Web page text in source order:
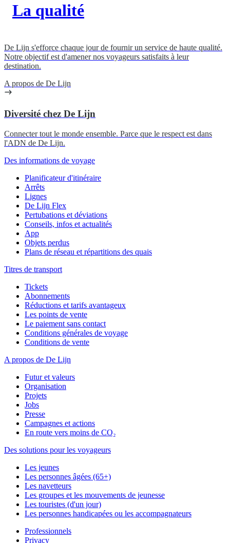
La qualité
De Lijn s'efforce chaque jour de fournir un service de haute qualité.
Notre objectif est d'amener nos voyageurs satisfaits à leur
destination.
A propos de De Lijn
Diversité chez De Lijn
Connecter tout le monde ensemble. Parce que le respect est dans
l'ADN de De Lijn.
Des informations de voyage
Planificateur d'itinéraire
Arrêts
Lignes
De Lijn Flex
Pertubations et déviations
Conseils, infos et actualités
App
Objets perdus
Plans de réseau et répartitions des quais
Titres de transport
Tickets
Abonnements
Réductions et tarifs avantageux
Les points de vente
Le paiement sans contact
Conditions générales de voyage
Conditions de vente
A propos de De Lijn
Futur et valeurs
Organisation
Projets
Jobs
Presse
Campagnes et actions
En route vers moins de CO₂
Des solutions pour les voyageurs
Les jeunes
Les personnes âgées (65+)
Les navetteurs
Les groupes et les mouvements de jeunesse
Les touristes (d'un jour)
Les personnes handicapées ou les accompagnateurs
Professionnels
Privacy